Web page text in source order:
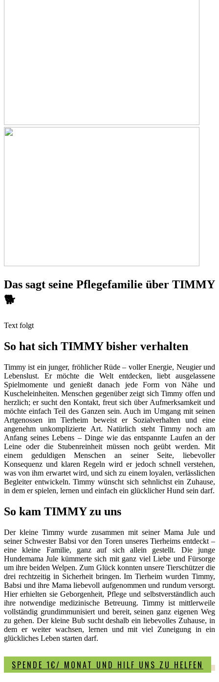
Das sagt seine Pflegefamilie über TIMMY
🐕
Text folgt
So hat sich TIMMY bisher verhalten
Timmy ist ein junger, fröhlicher Rüde – voller Energie, Neugier und
Lebenslust. Er möchte die Welt entdecken, liebt ausgelassene
Spielmomente und genießt danach jede Form von Nähe und
Kuscheleinheiten. Menschen gegenüber zeigt sich Timmy offen und
herzlich; er sucht den Kontakt, freut sich über Aufmerksamkeit und
möchte einfach Teil des Ganzen sein. Auch im Umgang mit seinen
Artgenossen im Tierheim beweist er Sozialverhalten und eine
angenehm unkomplizierte Art. Natürlich steht Timmy noch am
Anfang seines Lebens – Dinge wie das entspannte Laufen an der
Leine oder die Stubenreinheit müssen noch geübt werden. Mit
einem geduldigen Menschen an seiner Seite, liebevoller
Konsequenz und klaren Regeln wird er jedoch schnell verstehen,
was von ihm erwartet wird, und sich zu einem loyalen, verlässlichen
Begleiter entwickeln. Timmy wünscht sich sehnlichst ein Zuhause,
in dem er spielen, lernen und einfach ein glücklicher Hund sein darf.
So kam TIMMY zu uns
Der kleine Timmy wurde zusammen mit seiner Mama Jule und
seiner Schwester Babsi vor den Toren unseres Tierheims entdeckt –
eine kleine Familie, ganz auf sich allein gestellt. Die junge
Hundemama Jule kümmerte sich mit ganz viel Liebe und Fürsorge
um ihre beiden Welpen. Zum Glück konnten unsere Tierschützer die
drei rechtzeitig in Sicherheit bringen. Im Tierheim wurden Timmy,
Babsi und ihre Mama liebevoll aufgenommen und rundum versorgt.
Hier erhielten sie Geborgenheit, Pflege und selbstverständlich auch
ihre notwendige medizinische Betreuung. Timmy ist mittlerweile
vollständig grundimmunisiert und bereit, seinen ganz eigenen Weg
zu gehen. Der kleine Bub sucht deshalb ein liebevolles Zuhause, in
dem er weiter wachsen, lernen und mit viel Zuneigung in ein
glückliches Leben starten darf.
SPENDE 1€/ MONAT UND HILF UNS ZU HELFEN